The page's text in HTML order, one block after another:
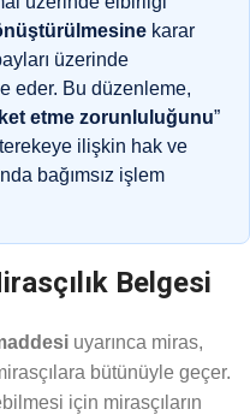
karar
üzerinde
eder. Bu düzenleme,
etme zorunluluğunu”
ilişkin hak ve
bağımsız işlem
Belgesi
uyarınca miras,
bütünüyle geçer.
için mirasçıların